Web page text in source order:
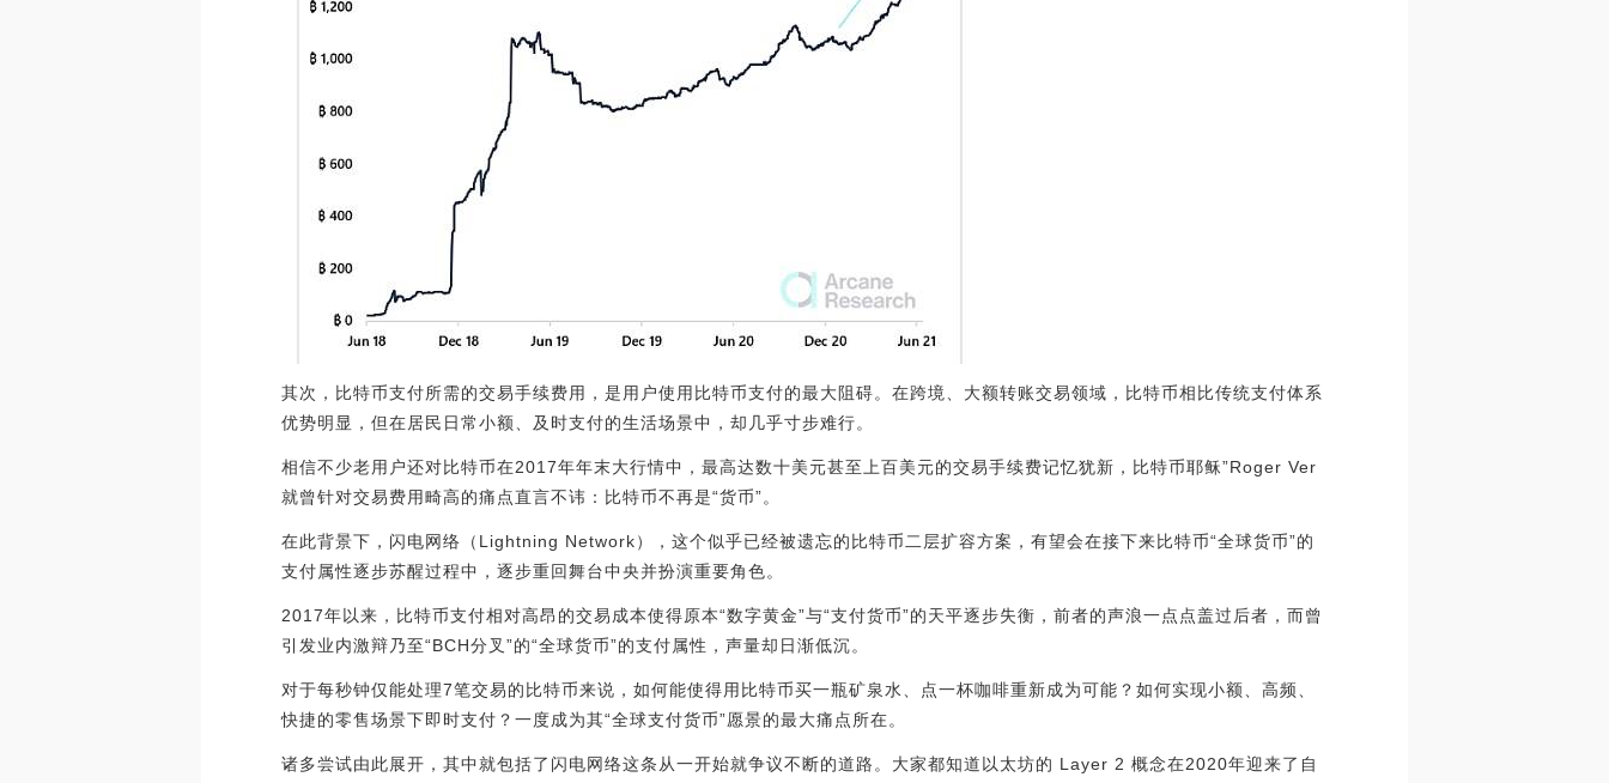
其次，比特币支付所需的交易手续费用，是用户使用比特币支付的最大阻碍。在跨境、大额转账交易领域，比特币相比传统支付体系
优势明显，但在居民日常小额、及时支付的生活场景中，却几乎寸步难行。
相信不少老用户还对比特币在2017年年末大行情中，最高达数十美元甚至上百美元的交易手续费记忆犹新，比特币耶稣”Roger Ver
就曾针对交易费用畸高的痛点直言不讳：比特币不再是“货币”。
在此背景下，闪电网络（Lightning Network），这个似乎已经被遗忘的比特币二层扩容方案，有望会在接下来比特币“全球货币”的
支付属性逐步苏醒过程中，逐步重回舞台中央并扮演重要角色。
2017年以来，比特币支付相对高昂的交易成本使得原本“数字黄金”与“支付货币”的天平逐步失衡，前者的声浪一点点盖过后者，而曾
引发业内激辩乃至“BCH分叉”的“全球货币”的支付属性，声量却日渐低沉。
对于每秒钟仅能处理7笔交易的比特币来说，如何能使得用比特币买一瓶矿泉水、点一杯咖啡重新成为可能？如何实现小额、高频、
快捷的零售场景下即时支付？一度成为其“全球支付货币”愿景的最大痛点所在。
诸多尝试由此展开，其中就包括了闪电网络这条从一开始就争议不断的道路。大家都知道以太坊的 Layer 2 概念在2020年迎来了自